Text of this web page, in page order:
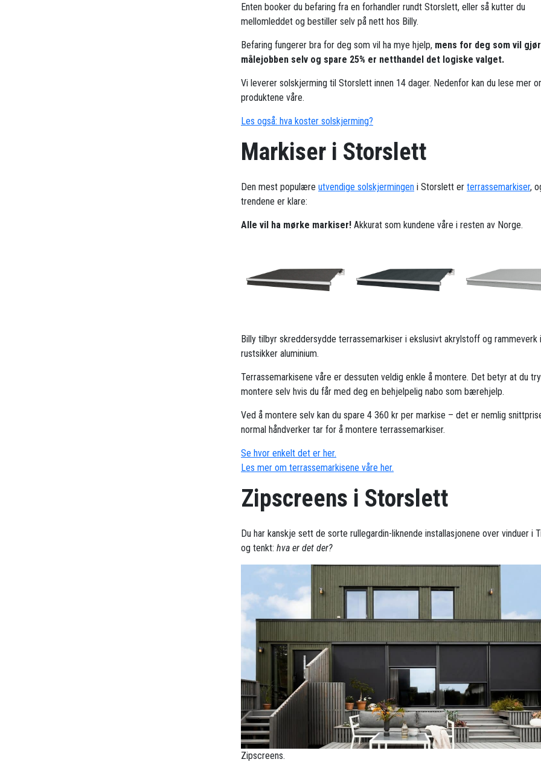
Enten booker du befaring fra en forhandler rundt Storslett, eller så kutter du
mellomleddet og bestiller selv på nett hos Billy.
Befaring fungerer bra for deg som vil ha mye hjelp, mens for deg som vil
målejobben selv og spare 25% er netthandel det logiske valget.
Vi leverer solskjerming til Storslett innen 14 dager. Nedenfor kan du lese mer
produktene våre.
Les også: hva koster solskjerming?
Markiser i Storslett
Den mest populære utvendige solskjermingen i Storslett er terrassemarkiser,
trendene er klare:
Alle vil ha mørke markiser! Akkurat som kundene våre i resten av Norge.
Billy tilbyr skreddersydde terrassemarkiser i ekslusivt akrylstoff og rammeverk i
rustsikker aluminium.
Terrassemarkisene våre er dessuten veldig enkle å montere. Det betyr at du
montere selv hvis du får med deg en behjelpelig nabo som bærehjelp.
Ved å montere selv kan du spare 4 360 kr per markise – det er nemlig
normal håndverker tar for å montere terrassemarkiser.
Se hvor enkelt det er her.
Les mer om terrassemarkisene våre her.
Zipscreens i Storslett
Du har kanskje sett de sorte rullegardin-liknende installasjonene over vinduer i
og tenkt: hva er det der?
Zipscreens.